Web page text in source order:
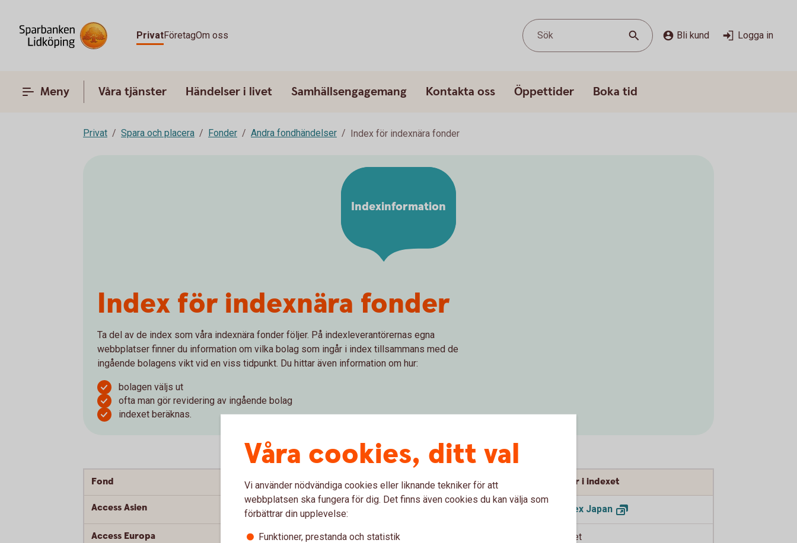
PrivatFöretagOm oss Sök Bli kund Logga in
Meny Våra tjänster Händelser i livet Samhällsengagemang Kontakta oss Öppettider Boka tid
Privat Spara och placera Fonder Andra fondhändelser Index för indexnära fonder
Index för indexnära fonder
Ta del av de index som våra indexnära fonder följer. På indexleverantörernas egna
webbplatser finner du information om vilka bolag som ingår i index tillsammans med de
ingående bolagens vikt vid en viss tidpunkt. Du hittar även information om hur:
bolagen väljs ut
ofta man gör revidering av ingående bolag
indexet beräknas.
Indexinformation
Fond Fakta om indexet Bolag som ingår i indexet
Access Asien MSCI AC Asia ex Japan MSCI AC Asia ex Japan
Access Europa MSCI Europé Net MSCI Europé Net
Våra cookies, ditt val
Vi använder nödvändiga cookies eller liknande tekniker för att
webbplatsen ska fungera för dig. Det finns även cookies du kan välja som
förbättrar din upplevelse:
Funktioner, prestanda och statistik